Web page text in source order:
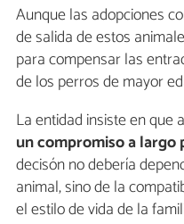
Aunque las adopciones
de salida de estos
para compensar las
de los perros de mayor
La entidad insiste en que
un compromiso a largo
decisón no debería
animal, sino de la
el estilo de vida de la